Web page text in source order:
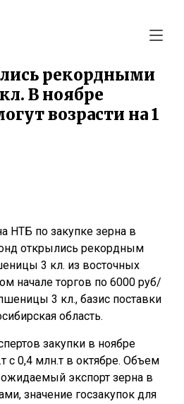
рекордными
В ноябре
возрасти на 1
НТБ по закупке зерна в
открылись рекордным
3 кл. из восточных
начале торгов по 6000 руб/
3 кл., базис поставки
область.
закупки в ноябре
с 0,4 млн.т в октябре. Объем
экспорт зерна в
значение госзакупок для